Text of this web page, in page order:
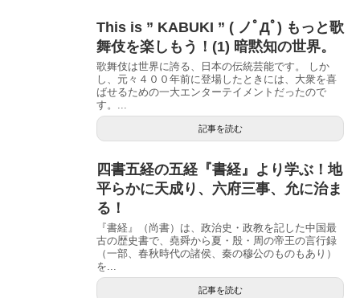
This is ” KABUKI ” ( ノﾟДﾟ) もっと歌
舞伎を楽しもう！(1) 暗黙知の世界。
歌舞伎は世界に誇る、日本の伝統芸能です。 しか
し、元々４００年前に登場したときには、大衆を喜
ばせるための一大エンターテイメントだったので
す。...
記事を読む
四書五経の五経『書経』より学ぶ！地
平らかに天成り、六府三事、允に治ま
る！
『書経』（尚書）は、政治史・政教を記した中国最
古の歴史書で、堯舜から夏・殷・周の帝王の言行録
（一部、春秋時代の諸侯、秦の穆公のものもあり）
を...
記事を読む